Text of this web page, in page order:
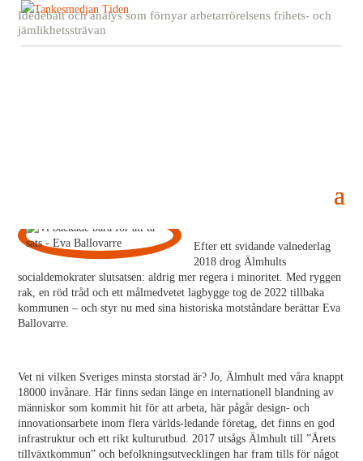
Idédebatt och analys som förnyar arbetarrörelsens frihets- och
jämlikhetssträvan
Efter ett svidande valnederlag
2018 drog Älmhults
socialdemokrater slutsatsen: aldrig mer regera i minoritet. Med ryggen
rak, en röd tråd och ett målmedvetet lagbygge tog de 2022 tillbaka
kommunen – och styr nu med sina historiska motståndare berättar Eva
Ballovarre.
Vet ni vilken Sveriges minsta storstad är? Jo, Älmhult med våra knappt
18000 invånare. Här finns sedan länge en internationell blandning av
människor som kommit hit för att arbeta, här pågår design- och
innovationsarbete inom flera världs-ledande företag, det finns en god
infrastruktur och ett rikt kulturutbud. 2017 utsågs Älmhult till ”Årets
tillväxtkommun” och befolkningsutvecklingen har fram tills för något